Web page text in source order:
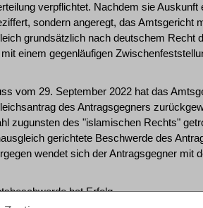
verpflichtet. Nachdem sie Auskunft
sondern angeregt, das Amtsgericht
grundsätzlich nach deutschem Recht
einem gegenläufigen
vom 29. September 2022 hat das
des Antragsgegners
zugunsten des "islamischen Rechts"
gerichtete Beschwerde des
wendet sich der Antragsgegner mit
hat Erfolg.